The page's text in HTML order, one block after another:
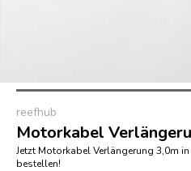
reefhub
Motorkabel
Jetzt Motorkabel Verlängerung 3,0m
bestellen!